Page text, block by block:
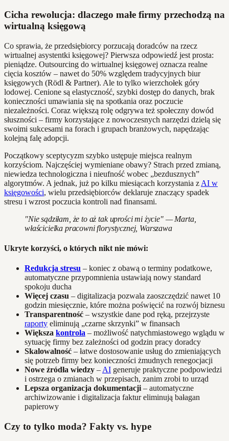
Cicha rewolucja: dlaczego małe firmy przechodzą na
wirtualną księgową
Co sprawia, że przedsiębiorcy porzucają doradców na rzecz
wirtualnej asystentki księgowej? Pierwsza odpowiedź jest prosta:
pieniądze. Outsourcing do wirtualnej księgowej oznacza realne
cięcia kosztów – nawet do 50% względem tradycyjnych biur
księgowych (Rödl & Partner). Ale to tylko wierzchołek góry
lodowej. Cenione są elastyczność, szybki dostęp do danych, brak
konieczności umawiania się na spotkania oraz poczucie
niezależności. Coraz większą rolę odgrywa też społeczny dowód
słuszności – firmy korzystające z nowoczesnych narzędzi dzielą się
swoimi sukcesami na forach i grupach branżowych, napędzając
kolejną falę adopcji.
Początkowy sceptycyzm szybko ustępuje miejsca realnym
korzyściom. Najczęściej wymieniane obawy? Strach przed zmianą,
niewiedza technologiczna i nieufność wobec „bezdusznych”
algorytmów. A jednak, już po kilku miesiącach korzystania z AI w
księgowości, wielu przedsiębiorców deklaruje znaczący spadek
stresu i wzrost poczucia kontroli nad finansami.
"Nie sądziłam, że to aż tak uprości mi życie" — Marta,
właścicielka pracowni florystycznej, Warszawa
Ukryte korzyści, o których nikt nie mówi:
Redukcja stresu – koniec z obawą o terminy podatkowe,
automatyczne przypomnienia ustawiają nowy standard
spokoju ducha
Więcej czasu – digitalizacja pozwala zaoszczędzić nawet 10
godzin miesięcznie, które można poświęcić na rozwój biznesu
Transparentność – wszystkie dane pod ręką, przejrzyste
raporty eliminują „czarne skrzynki” w finansach
Większa kontrola – możliwość natychmiastowego wglądu w
sytuację firmy bez zależności od godzin pracy doradcy
Skalowalność – łatwe dostosowanie usług do zmieniających
się potrzeb firmy bez konieczności żmudnych renegocjacji
Nowe źródła wiedzy – AI generuje praktyczne podpowiedzi
i ostrzega o zmianach w przepisach, zanim zrobi to urząd
Lepsza organizacja dokumentacji – automatyczne
archiwizowanie i digitalizacja faktur eliminują bałagan
papierowy
Czy to tylko moda? Fakty vs. hype